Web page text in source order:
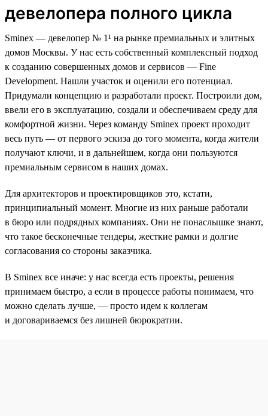
девелопера полного цикла
Sminex — девелопер № 1¹ на рынке премиальных и элитных
домов Москвы. У нас есть собственный комплексный подход
к созданию совершенных домов и сервисов — Fine
Development. Нашли участок и оценили его потенциал.
Придумали концепцию и разработали проект. Построили дом,
ввели его в эксплуатацию, создали и обеспечиваем среду для
комфортной жизни. Через команду Sminex проект проходит
весь путь — от первого эскиза до того момента, когда жители
получают ключи, и в дальнейшем, когда они пользуются
премиальным сервисом в наших домах.
Для архитекторов и проектировщиков это, кстати,
принципиальный момент. Многие из них раньше работали
в бюро или подрядных компаниях. Они не понаслышке знают,
что такое бесконечные тендеры, жесткие рамки и долгие
согласования со стороны заказчика.
В Sminex все иначе: у нас всегда есть проекты, решения
принимаем быстро, а если в процессе работы понимаем, что
можно сделать лучше, — просто идем к коллегам
и договариваемся без лишней бюрократии.